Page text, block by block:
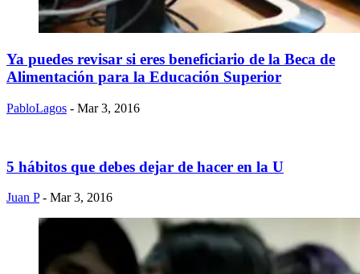
Ya puedes revisar si eres beneficiario de la Beca de
Alimentación para la Educación Superior
PabloLagos - Mar 3, 2016
5 hábitos que debes dejar de hacer en la U
Juan P - Mar 3, 2016